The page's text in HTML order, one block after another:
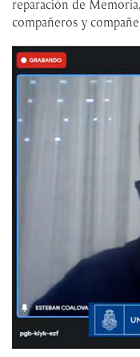
reparación de
compañeros y